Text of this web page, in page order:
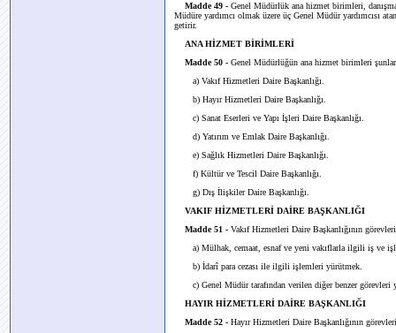
Madde 49 - Genel Müdürlük ana hizmet birimleri,
Müdüre yardımcı olmak üzere üç Genel Müdür yardımcısı
getirir.
ANA HİZMET BİRİMLERİ
Madde 50 - Genel Müdürlüğün ana hizmet birimleri
a) Vakıf Hizmetleri Daire Başkanlığı.
b) Hayır Hizmetleri Daire Başkanlığı.
c) Sanat Eserleri ve Yapı İşleri Daire Başkanlığı.
d) Yatırım ve Emlak Daire Başkanlığı.
e) Sağlık Hizmetleri Daire Başkanlığı.
f) Kültür ve Tescil Daire Başkanlığı.
g) Dış İlişkiler Daire Başkanlığı.
VAKIF HİZMETLERİ DAİRE BAŞKANLIĞI
Madde 51 - Vakıf Hizmetleri Daire Başkanlığının
a) Mülhak, cemaat, esnaf ve yeni vakıflarla ilgili iş ve
b) İdarî para cezası ile ilgili işlemleri yürütmek.
c) Genel Müdür tarafından verilen diğer benzer görevleri
HAYIR HİZMETLERİ DAİRE BAŞKANLIĞI
Madde 52 - Hayır Hizmetleri Daire Başkanlığının